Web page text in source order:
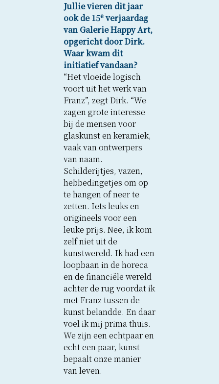
Jullie vieren dit jaar
ook de 15everjaardag
van Galerie Happy Art,
opgericht door Dirk.
Waar kwam dit
initiatief vandaan?
“Het vloeide logisch
voort uit het werk van
Franz”, zegt Dirk. “We
zagen grote interesse
bij de mensen voor
glaskunst en keramiek,
vaak van ontwerpers
van naam.
Schilderijtjes, vazen,
hebbedingetjes om op
te hangen of neer te
zetten. Iets leuks en
origineels voor een
leuke prijs. Nee, ik kom
zelf niet uit de
kunstwereld. Ik had een
loopbaan in de horeca
en de financiële wereld
achter de rug voordat ik
met Franz tussen de
kunst belandde. En daar
voel ik mij prima thuis.
We zijn een echtpaar en
echt een paar, kunst
bepaalt onze manier
van leven.